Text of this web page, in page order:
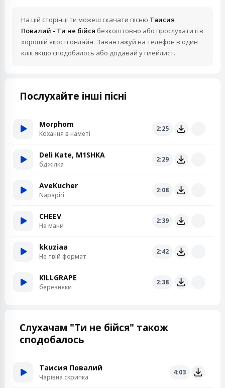
На цій сторінці ти можеш скачати пісню Таисия
Повалий - Ти не бійся безкоштовно або прослухати її в
хорошій якості онлайн. Завантажуй на телефон в один
клік якщо сподобалось або додавай у плейлист.
Послухайте інші пісні
Morphom
Кохання в наметі
2:25
Deli Kate, M1SHKA
бджілка
2:29
AveKucher
Napapiri
2:08
CHEEV
Не мани
2:39
kkuziaa
Не твій формат
2:42
KILLGRAPE
березняки
2:38
Слухачам "Ти не бійся" також
сподобалось
Таисия Повалий
Чарівна скрипка
4:03